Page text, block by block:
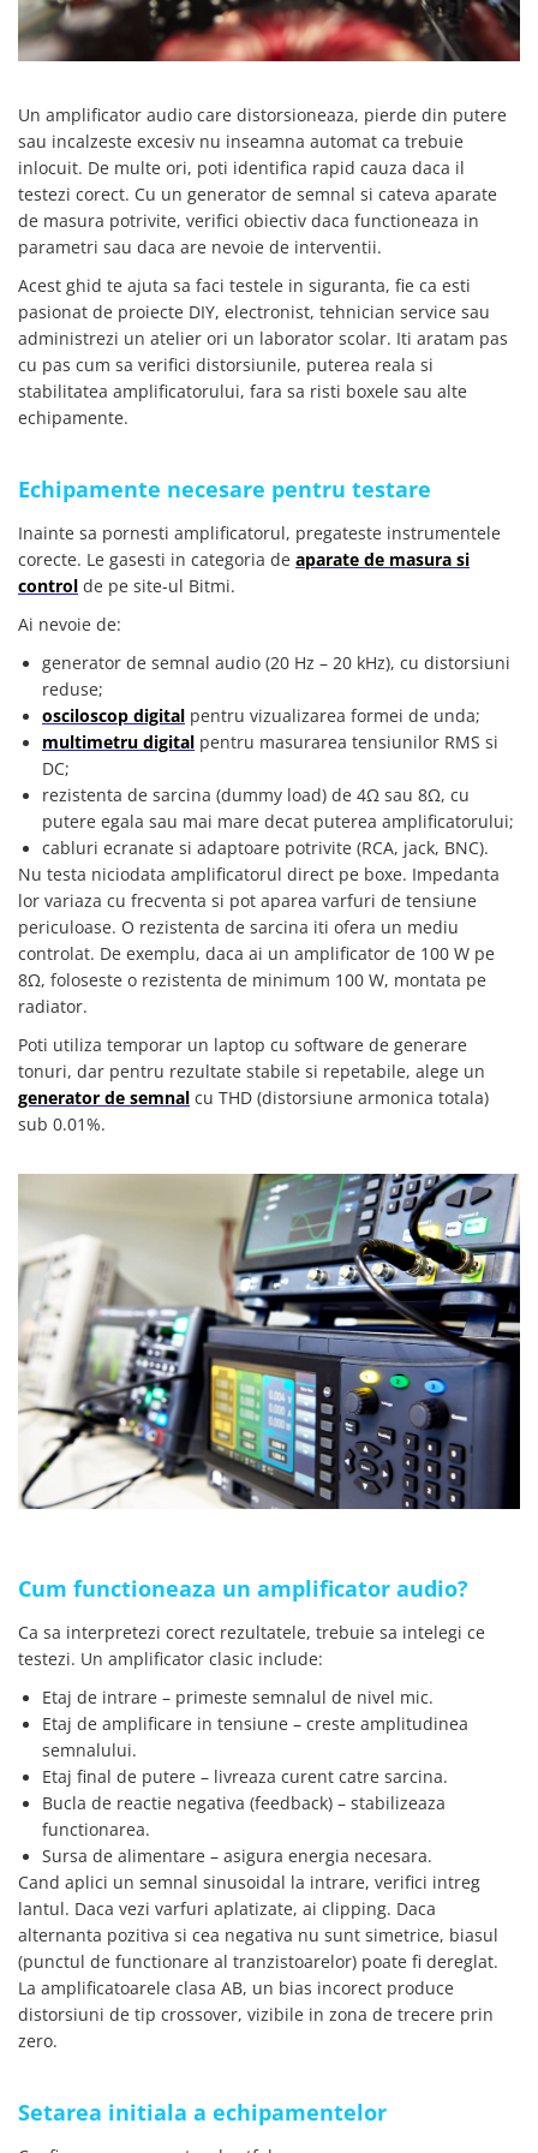
SCHRACK TECHNIK
SAMSUNG
SANYO
SUPERFIRE
SONOFF
TERMOPASTY
TOPDON
TENPOWER
VICTOR
VETO PRO PAC
WEICON
WERA
WAIT TOOLS
WEEEMAKE
YAHBOOM
YATO
ZUBR
Un amplificator audio care distorsioneaza, pierde din putere
sau incalzeste excesiv nu inseamna automat ca trebuie
inlocuit. De multe ori, poti identifica rapid cauza daca il
testezi corect. Cu un generator de semnal si cateva aparate
de masura potrivite, verifici obiectiv daca functioneaza in
parametri sau daca are nevoie de interventii.
Acest ghid te ajuta sa faci testele in siguranta, fie ca esti
pasionat de proiecte DIY, electronist, tehnician service sau
administrezi un atelier ori un laborator scolar. Iti aratam pas
cu pas cum sa verifici distorsiunile, puterea reala si
stabilitatea amplificatorului, fara sa risti boxele sau alte
echipamente.
Echipamente necesare pentru testare
Inainte sa pornesti amplificatorul, pregateste instrumentele
corecte. Le gasesti in categoria de aparate de masura si
control de pe site-ul Bitmi.
Ai nevoie de:
generator de semnal audio (20 Hz – 20 kHz), cu distorsiuni
reduse;
osciloscop digital pentru vizualizarea formei de unda;
multimetru digital pentru masurarea tensiunilor RMS si
DC;
rezistenta de sarcina (dummy load) de 4Ω sau 8Ω, cu
putere egala sau mai mare decat puterea amplificatorului;
cabluri ecranate si adaptoare potrivite (RCA, jack, BNC).
Nu testa niciodata amplificatorul direct pe boxe. Impedanta
lor variaza cu frecventa si pot aparea varfuri de tensiune
periculoase. O rezistenta de sarcina iti ofera un mediu
controlat. De exemplu, daca ai un amplificator de 100 W pe
8Ω, foloseste o rezistenta de minimum 100 W, montata pe
radiator.
Poti utiliza temporar un laptop cu software de generare
tonuri, dar pentru rezultate stabile si repetabile, alege un
generator de semnal cu THD (distorsiune armonica totala)
sub 0.01%.
Cum functioneaza un amplificator audio?
Ca sa interpretezi corect rezultatele, trebuie sa intelegi ce
testezi. Un amplificator clasic include:
Etaj de intrare – primeste semnalul de nivel mic.
Etaj de amplificare in tensiune – creste amplitudinea
semnalului.
Etaj final de putere – livreaza curent catre sarcina.
Bucla de reactie negativa (feedback) – stabilizeaza
functionarea.
Sursa de alimentare – asigura energia necesara.
Cand aplici un semnal sinusoidal la intrare, verifici intreg
lantul. Daca vezi varfuri aplatizate, ai clipping. Daca
alternanta pozitiva si cea negativa nu sunt simetrice, biasul
(punctul de functionare al tranzistoarelor) poate fi dereglat.
La amplificatoarele clasa AB, un bias incorect produce
distorsiuni de tip crossover, vizibile in zona de trecere prin
zero.
Setarea initiala a echipamentelor